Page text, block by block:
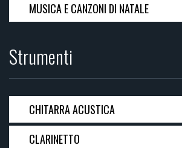
MUSICA E CANZONI DI NATALE
Strumenti
CHITARRA ACUSTICA
CLARINETTO